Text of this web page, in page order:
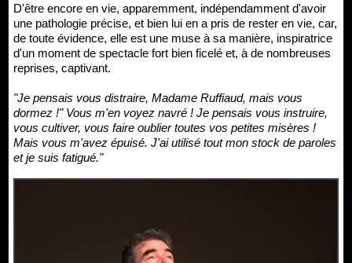
D'être encore en vie, apparemment, indépendamment d'avoir
une pathologie précise, et bien lui en a pris de rester en vie, car,
de toute évidence, elle est une muse à sa manière, inspiratrice
d'un moment de spectacle fort bien ficelé et, à de nombreuses
reprises, captivant.
"Je pensais vous distraire, Madame Ruffiaud, mais vous
dormez !" Vous m'en voyez navré ! Je pensais vous instruire,
vous cultiver, vous faire oublier toutes vos petites misères !
Mais vous m'avez épuisé. J'ai utilisé tout mon stock de paroles
et je suis fatigué."